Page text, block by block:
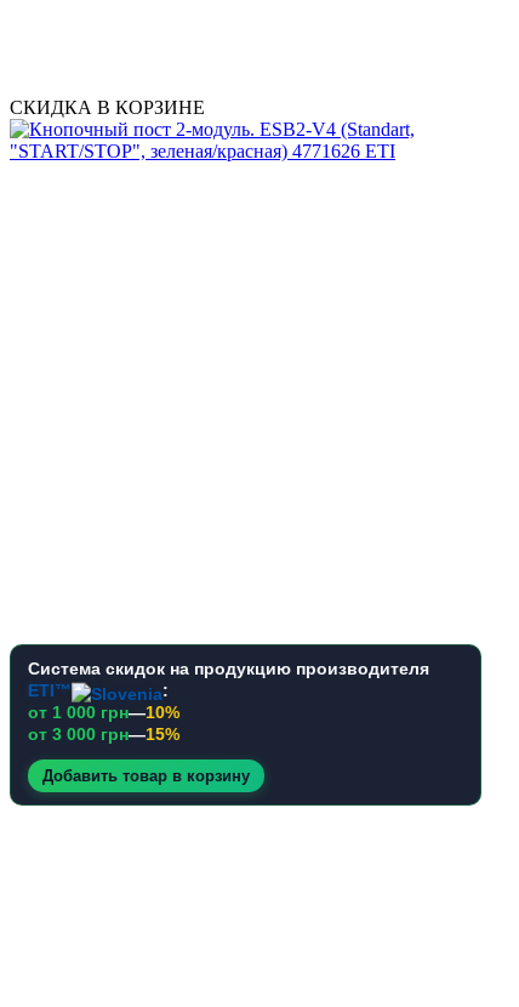
СКИДКА В КОРЗИНЕ
Система скидок на продукцию производителя
ETI™
:
от 1 000 грн—10%
от 3 000 грн—15%
Добавить товар в корзину